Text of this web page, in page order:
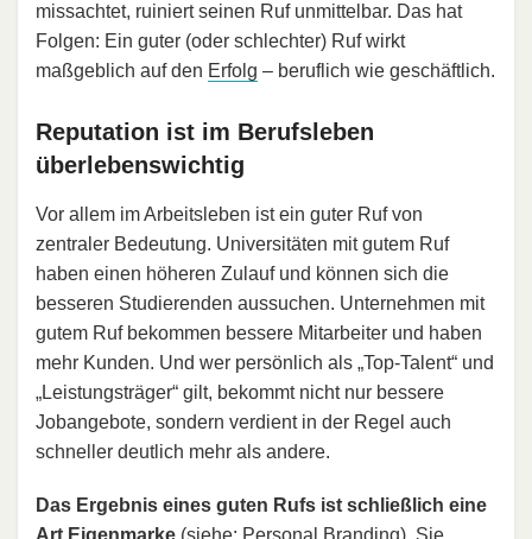
missachtet, ruiniert seinen Ruf unmittelbar. Das hat
Folgen: Ein guter (oder schlechter) Ruf wirkt
maßgeblich auf den Erfolg – beruflich wie geschäftlich.
Reputation ist im Berufsleben
überlebenswichtig
Vor allem im Arbeitsleben ist ein guter Ruf von
zentraler Bedeutung. Universitäten mit gutem Ruf
haben einen höheren Zulauf und können sich die
besseren Studierenden aussuchen. Unternehmen mit
gutem Ruf bekommen bessere Mitarbeiter und haben
mehr Kunden. Und wer persönlich als „Top-Talent“ und
„Leistungsträger“ gilt, bekommt nicht nur bessere
Jobangebote, sondern verdient in der Regel auch
schneller deutlich mehr als andere.
Das Ergebnis eines guten Rufs ist schließlich eine